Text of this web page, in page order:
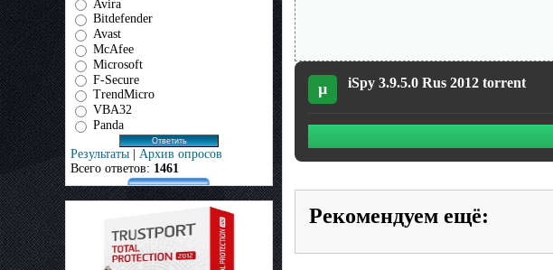
Avira
Bitdefender
Avast
McAfee
Microsoft
F-Secure
TrendMicro
VBA32
Panda
Результаты | Архив опросов
Всего ответов: 1461
µ iSpy 3.9.5.0 Rus 2012 torrent
Рекомендуем ещё: